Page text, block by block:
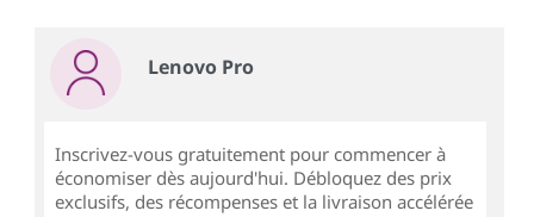
Lenovo Pro
Inscrivez-vous gratuitement pour commencer à
économiser dès aujourd'hui. Débloquez des prix
exclusifs, des récompenses et la livraison accélérée